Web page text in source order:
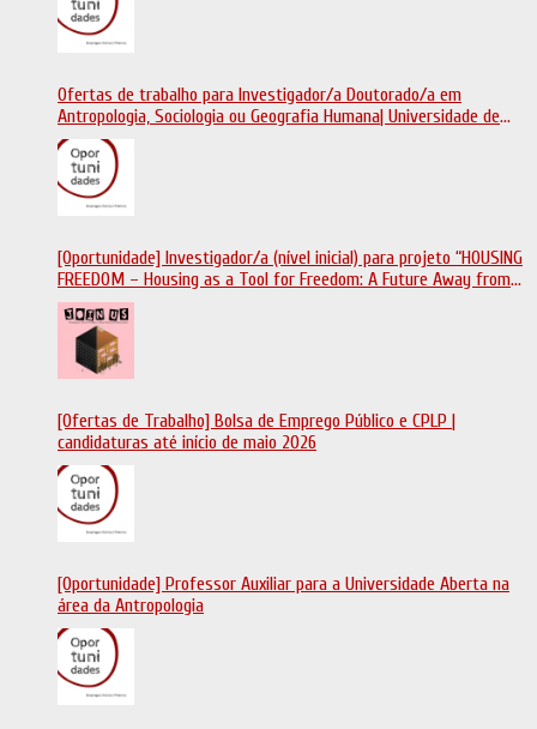
Ofertas de trabalho para Investigador/a Doutorado/a em
Antropologia, Sociologia ou Geografia Humana| Universidade de
Coimbra | Candidaturas até 29 de maio 2026
[Oportunidade] Investigador/a (nível inicial) para projeto “HOUSING
FREEDOM – Housing as a Tool for Freedom: A Future Away from
Incarceration” | até 8 de maio
[Ofertas de Trabalho] Bolsa de Emprego Público e CPLP |
candidaturas até início de maio 2026
[Oportunidade] Professor Auxiliar para a Universidade Aberta na
área da Antropologia